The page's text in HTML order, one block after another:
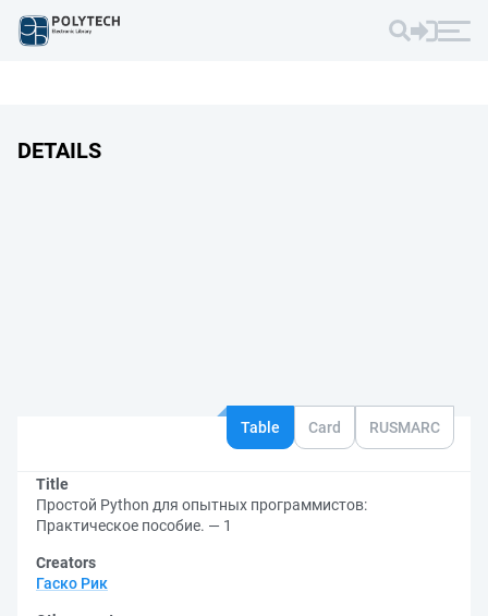
DETAILS
Table Card RUSMARC
Title
Простой Python для опытных программистов:
Практическое пособие. — 1
Creators
Гаско Рик